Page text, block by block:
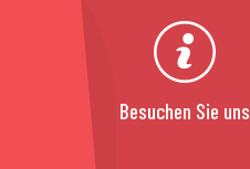
Besuchen Sie uns